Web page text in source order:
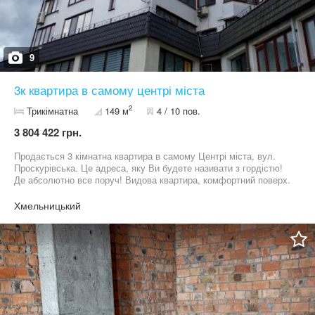
9
3к квартира в самому центрі міста
Трикімнатна 149 м2 4 / 10 пов.
3 804 422 грн.
Продається 3 кімнатна квартира в самому Центрі міста, вул.
Проскурівська. Це адреса, яку Ви будете називати з гордістю!
Де абсолютно все поруч! Видова квартира, комфортний поверх.
лоджією. Будинок на електриці, є виводи під встановлення
котла, на разі в будинку власна дахова котельня. В ванній
кімнаті зроблений вивід під бойлер. Тепла підлога в кухні та
ванній кімнаті. Виконаний косметичний ремонт, бамбуковий
паркет. Гіпсокартонові стелі. Міжкімнатних дверей немає.
Квартира під охороною. Цю квартиру треба дивитися наживо,
вона вражає своїм простором. Телефонуйте, та домовляйтесь
на перегляд! Покупець комісію агенству не сплачує!
Хмельницький